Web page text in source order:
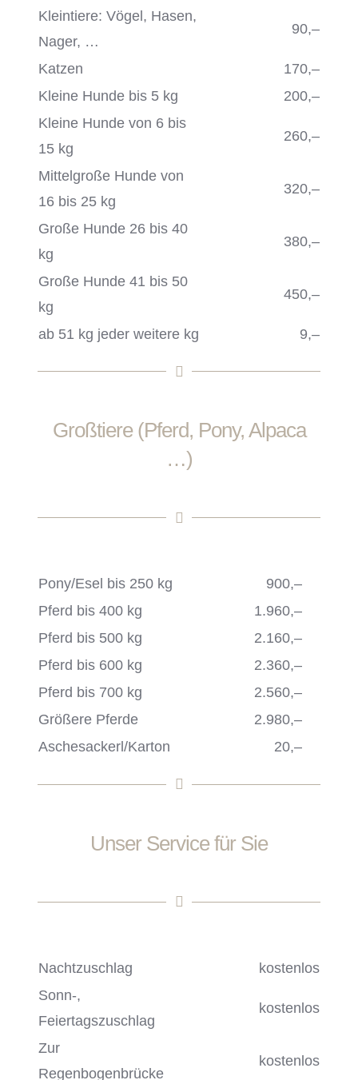
Kleintiere: Vögel, Hasen,
Nager, …
90,‒
Katzen
170,‒
Kleine Hunde bis 5 kg
200,‒
Kleine Hunde von 6 bis
15 kg
260,‒
Mittelgroße Hunde von
16 bis 25 kg
320,‒
Große Hunde 26 bis 40
kg
380,‒
Große Hunde 41 bis 50
kg
450,‒
ab 51 kg jeder weitere kg 9,‒
Großtiere (Pferd, Pony, Alpaca
…)
Pony/Esel bis 250 kg
900,‒
Pferd bis 400 kg
1.960,‒
Pferd bis 500 kg
2.160,‒
Pferd bis 600 kg
2.360,‒
Pferd bis 700 kg
2.560,‒
Größere Pferde
2.980,‒
Aschesackerl/Karton
20,‒
Unser Service für Sie
Nachtzuschlag
kostenlos
Sonn-,
Feiertagszuschlag
kostenlos
Zur
Regenbogenbrücke
kostenlos